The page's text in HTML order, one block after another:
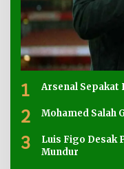
1 Arsenal Sepakat
2 Mohamed Salah
3
Luis Figo Desak
Mundur